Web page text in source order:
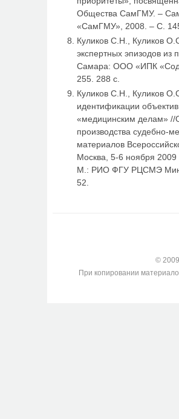
Общества СамГМУ. –
«СамГМУ», 2008. – С.
Куликов С.Н., Куликов
экспертных эпизодов из
Самара: ООО «ИПК
255. 288 с.
Куликов С.Н., Куликов
идентификации
«медицинским делам» //
производства судебно-
материалов
Москва, 5-6 ноября
М.: РИО ФГУ РЦСМЭ
52.
©
При копировании